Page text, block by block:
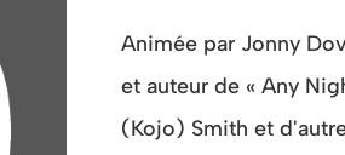
Animée par Jonny
et auteur de « Any
(Kojo) Smith et